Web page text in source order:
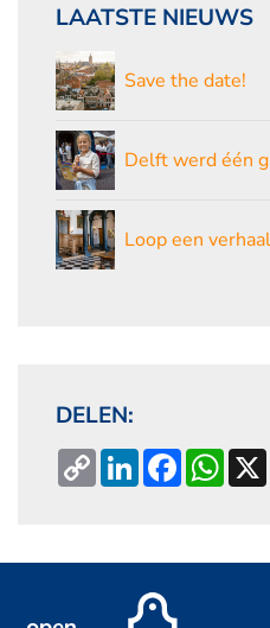
LAATSTE NIEUWS
Save the date!
Delft werd één
Loop een
DELEN:
Copy
Link
LinkedInFacebook